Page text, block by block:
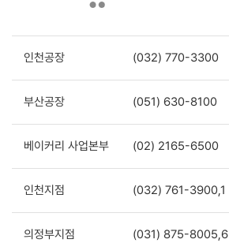
인천공장 (032) 770-3300
부산공장 (051) 630-8100
베이커리 사업본부 (02) 2165-6500
인천지점 (032) 761-3900,1
의정부지점 (031) 875-8005,6